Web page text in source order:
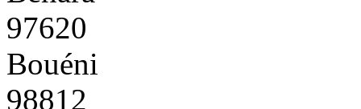
97620
Bouéni
98812